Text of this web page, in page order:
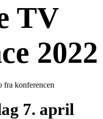
TV
2022
fra konferencen
7. april